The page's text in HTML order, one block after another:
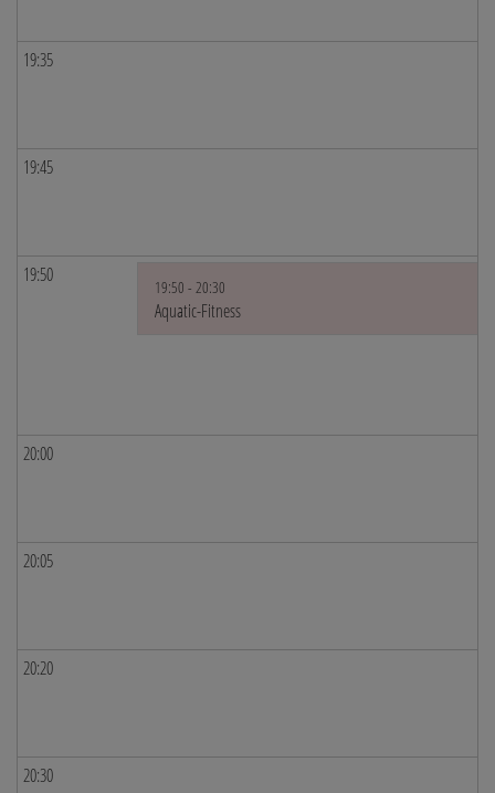
19:35
19:45
19:50
19:50 - 20:30
Aquatic-Fitness
20:00
20:05
20:20
20:30